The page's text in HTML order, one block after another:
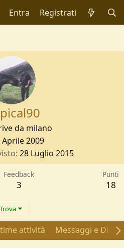
Entra Registrati
da milano
Aprile 2009
28 Luglio 2015
Feedback
3
Punti
18
Trova
attività Messaggi e